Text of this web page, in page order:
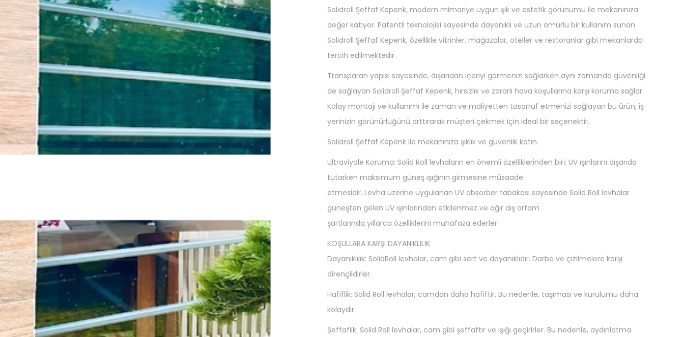
Solidroll Şeffaf Kepenk, modern mimariye uygun şık ve estetik görünümü ile mekanınıza
değer katıyor. Patentli teknolojisi sayesinde dayanıklı ve uzun ömürlü bir kullanım sunan
Solidroll Şeffaf Kepenk, özellikle vitrinler, mağazalar, oteller ve restoranlar gibi mekanlarda
tercih edilmektedir.
Transparan yapısı sayesinde, dışarıdan içeriyi görmenizi sağlarken aynı zamanda güvenliği
de sağlayan Solidroll Şeffaf Kepenk, hırsızlık ve zararlı hava koşullarına karşı koruma sağlar.
Kolay montajı ve kullanımı ile zaman ve maliyetten tasarruf etmenizi sağlayan bu ürün, iş
yerinizin görünürlüğünü arttırarak müşteri çekmek için ideal bir seçenektir.
Solidroll Şeffaf Kepenk ile mekanınıza şıklık ve güvenlik katın.
Ultraviyole Koruma: Solid Roll levhaların en önemli özelliklerinden biri; UV ışınlarını dışarıda
tutarken maksimum güneş ışığının girmesine müsaade
etmesidir. Levha üzerine uygulanan UV absorber tabakası sayesinde Solid Roll levhalar
güneşten gelen UV ışınlarından etkilenmez ve ağır dış ortam
şartlarında yıllarca özelliklerini muhafaza ederler.
KOŞULLARA KARŞI DAYANIKLILIK
Dayanıklılık: SolidRoll levhalar, cam gibi sert ve dayanıklıdır. Darbe ve çizilmelere karşı
dirençlidirler.
Hafiflik: Solid Roll levhalar, camdan daha hafiftir. Bu nedenle, taşıması ve kurulumu daha
kolaydır.
Şeffaflık: Solid Roll levhalar, cam gibi şeffaftır ve ışığı geçirirler. Bu nedenle, aydınlatma